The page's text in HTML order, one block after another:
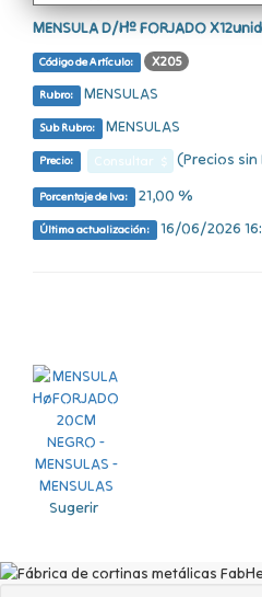
MENSULA D/Hº FORJADO
Código de Artículo: X205
Rubro: MENSULAS
Sub Rubro: MENSULAS
Precio: Consultar $ (Precios sin
Porcentaje de Iva: 21,00 %
Última actualización: 16/06/2026
Sugerir